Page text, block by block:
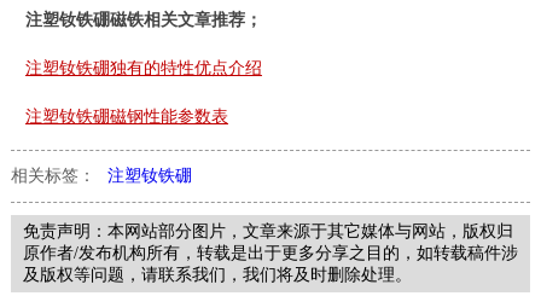
注塑钕铁硼磁铁相关文章推荐；
注塑钕铁硼独有的特性优点介绍
注塑钕铁硼磁钢性能参数表
相关标签： 注塑钕铁硼
免责声明：本网站部分图片，文章来源于其它媒体与网站，版权归
原作者/发布机构所有，转载是出于更多分享之目的，如转载稿件涉
及版权等问题，请联系我们，我们将及时删除处理。